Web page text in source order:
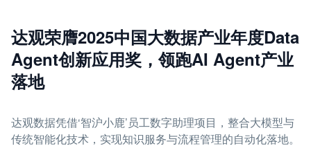
达观荣膺2025中国大数据产业年度Data
Agent创新应用奖，领跑AI Agent产业
落地
达观数据凭借‘智沪小鹿’员工数字助理项目，整合大模型与
传统智能化技术，实现知识服务与流程管理的自动化落地。